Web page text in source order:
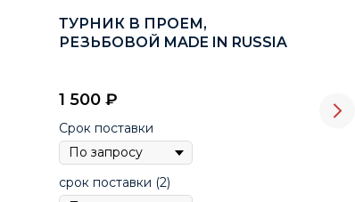
ТУРНИК В ПРОЕМ,
РЕЗЬБОВОЙ MADE IN RUSSIA
1 500 ₽
Срок поставки
срок поставки (2)
3